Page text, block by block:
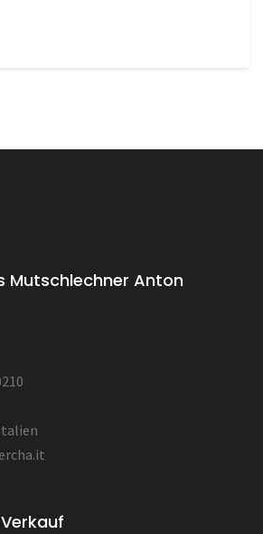
Mutschlechner Anton